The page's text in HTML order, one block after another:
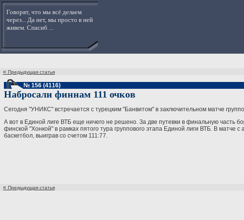
Говорят, что мы всё делаем
через... Да нет, мы просто в ней
живем. Спасиб ...
« Предыдущая статья
№ 156 (4116)
Набросали финнам 111 очков
Сегодня "УНИКС" встречается с турецким "Банвитом" в заключительном матче
А вот в Единой лиге ВТБ еще ничего не решено. За две путевки в финальную
финской "Хонкой" в рамках пятого тура группового этапа Единой лиги ВТБ. В
баскетбол, выиграв со счетом 111:77.
« Предыдущая статья